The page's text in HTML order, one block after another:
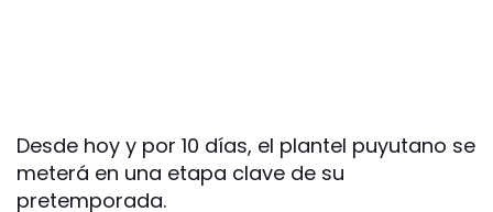
Desde hoy y por 10 días, el plantel puyutano se
meterá en una etapa clave de su
pretemporada.